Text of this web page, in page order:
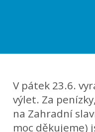
V pátek 23.6.
výlet. Za
na Zahradní
moc děkujeme)